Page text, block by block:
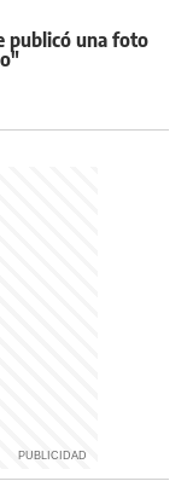
publicó una foto